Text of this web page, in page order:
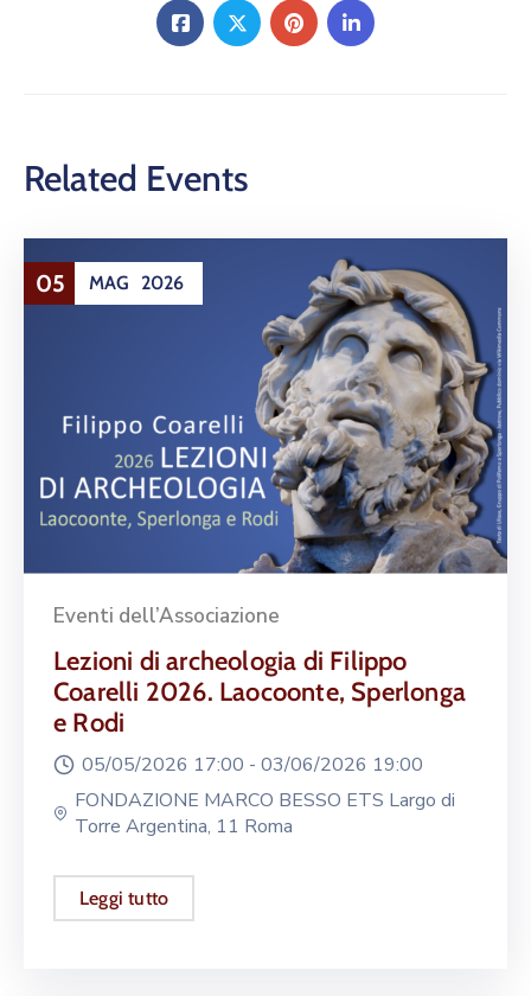
Related Events
05 MAG 2026
Eventi dell’Associazione
Lezioni di archeologia di Filippo
Coarelli 2026. Laocoonte, Sperlonga
e Rodi
05/05/2026 17:00 - 03/06/2026 19:00
FONDAZIONE MARCO BESSO ETS Largo di
Torre Argentina, 11 Roma
Leggi tutto